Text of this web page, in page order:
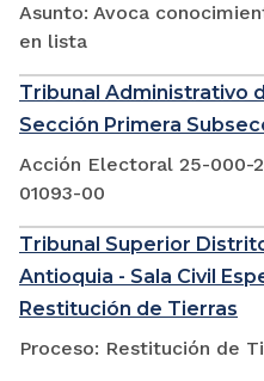
Asunto: Avoca
en lista
Tribunal Administrativo
Sección Primera
Acción Electoral 25-000-
01093-00
Tribunal Superior
Antioquia - Sala Civil
Restitución de Tierras
Proceso: Restitución de